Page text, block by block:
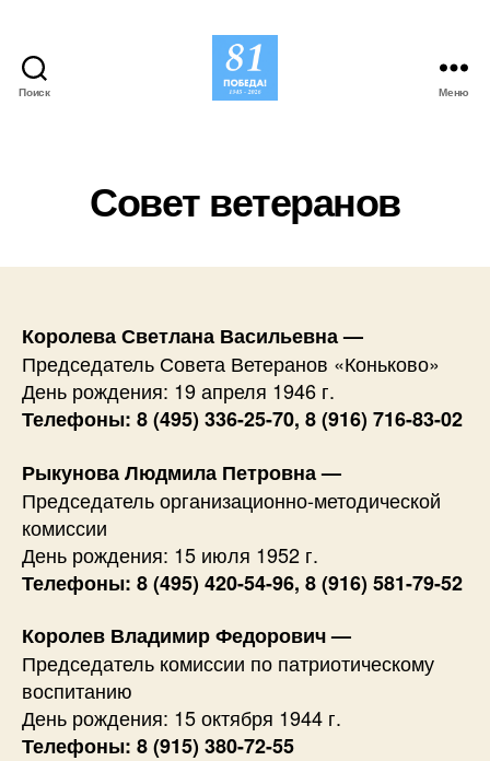
Поиск Меню
Совет ветеранов
Королева Светлана Васильевна —
Председатель Совета Ветеранов «Коньково»
День рождения: 19 апреля 1946 г.
Телефоны: 8 (495) 336-25-70, 8 (916) 716-83-02
Рыкунова Людмила Петровна —
Председатель организационно-методической
комиссии
День рождения: 15 июля 1952 г.
Телефоны: 8 (495) 420-54-96, 8 (916) 581-79-52
Королев Владимир Федорович —
Председатель комиссии по патриотическому
воспитанию
День рождения: 15 октября 1944 г.
Телефоны: 8 (915) 380-72-55